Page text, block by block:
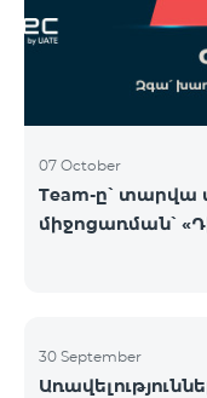
07 October
Team-ը՝
միջոցառման՝
30 September